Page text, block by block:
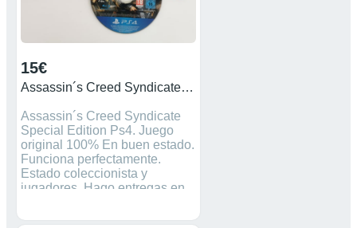
15€
Assassin´s Creed Syndicate Playstation Ps4
Assassin´s Creed Syndicate
Special Edition Ps4. Juego
original 100% En buen estado.
Funciona perfectamente.
Estado coleccionista y
jugadores. Hago entregas en
pedidos y sólo pagas un gasto